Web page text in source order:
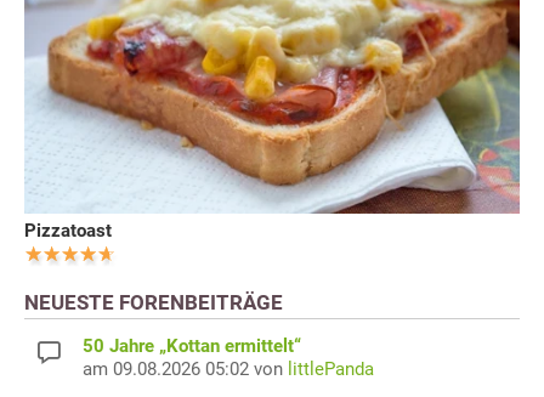
Pizzatoast
NEUESTE FORENBEITRÄGE
50 Jahre „Kottan ermittelt“
am 09.08.2026 05:02 von littlePanda